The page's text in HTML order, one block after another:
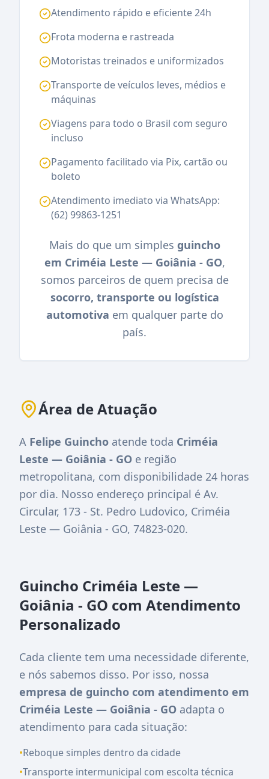
Atendimento rápido e eficiente 24h
Frota moderna e rastreada
Motoristas treinados e uniformizados
Transporte de veículos leves, médios e
máquinas
Viagens para todo o Brasil com seguro
incluso
Pagamento facilitado via Pix, cartão ou
boleto
Atendimento imediato via WhatsApp:
(62) 99863-1251
Mais do que um simples guincho
em Criméia Leste — Goiânia - GO,
somos parceiros de quem precisa de
socorro, transporte ou logística
automotiva em qualquer parte do
país.
Área de Atuação
A Felipe Guincho atende toda Criméia
Leste — Goiânia - GO e região
metropolitana, com disponibilidade 24 horas
por dia. Nosso endereço principal é Av.
Circular, 173 - St. Pedro Ludovico, Criméia
Leste — Goiânia - GO, 74823-020.
Guincho Criméia Leste —
Goiânia - GO com Atendimento
Personalizado
Cada cliente tem uma necessidade diferente,
e nós sabemos disso. Por isso, nossa
empresa de guincho com atendimento em
Criméia Leste — Goiânia - GO adapta o
atendimento para cada situação:
•Reboque simples dentro da cidade
•Transporte intermunicipal com escolta técnica